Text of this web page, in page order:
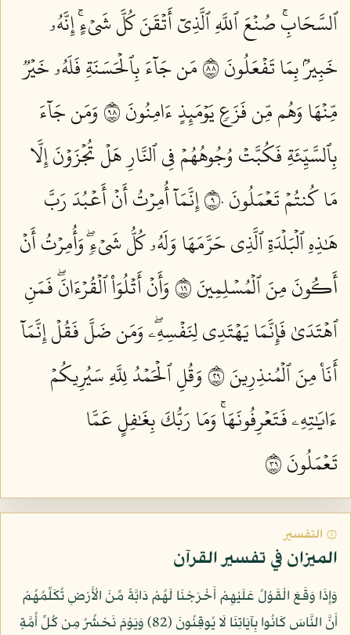
ٱلسَّحَابِۚ صُنۡعَ ٱللَّهِ ٱلَّذِيٓ أَتۡقَنَ كُلَّ شَيۡءٍۚ إِنَّهُۥ
خَبِيرُۢ بِمَا تَفۡعَلُونَ ٨٨
مَن جَآءَ بِٱلۡحَسَنَةِ فَلَهُۥ خَيۡرٞ
مِّنۡهَا وَهُم مِّن فَزَعٖ يَوۡمَئِذٍ ءَامِنُونَ ٨٩
وَمَن جَآءَ
بِٱلسَّيِّئَةِ فَكُبَّتۡ وُجُوهُهُمۡ فِي ٱلنَّارِ هَلۡ تُجۡزَوۡنَ إِلَّا
مَا كُنتُمۡ تَعۡمَلُونَ ٩٠
إِنَّمَآ أُمِرۡتُ أَنۡ أَعۡبُدَ رَبَّ
هَٰذِهِ ٱلۡبَلۡدَةِ ٱلَّذِي حَرَّمَهَا وَلَهُۥ كُلُّ شَيۡءٖۖ وَأُمِرۡتُ أَنۡ
أَكُونَ مِنَ ٱلۡمُسۡلِمِينَ ٩١
وَأَنۡ أَتۡلُوَاْ ٱلۡقُرۡءَانَۖ فَمَنِ
ٱهۡتَدَىٰ فَإِنَّمَا يَهۡتَدِي لِنَفۡسِهِۦۖ وَمَن ضَلَّ فَقُلۡ إِنَّمَآ
أَنَا۠ مِنَ ٱلۡمُنذِرِينَ ٩٢
وَقُلِ ٱلۡحَمۡدُ لِلَّهِ سَيُرِيكُمۡ
ءَايَٰتِهِۦ فَتَعۡرِفُونَهَاۚ وَمَا رَبُّكَ بِغَٰفِلٍ عَمَّا
تَعۡمَلُونَ ٩٣
۞ التفسير
الميزان في تفسير القرآن
وَإِذَا وَقَعَ الْقَوْلُ عَلَيْهِمْ أَخْرَجْنَا لَهُمْ دَابَّةً مِّنَ الْأَرْضِ تُكَلِّمُهُمْ
أَنَّ النَّاسَ كَانُوا بِآيَاتِنَا لَا يُوقِنُونَ (82) وَيَوْمَ نَحْشُرُ مِن كُلِّ أُمَّةٍ